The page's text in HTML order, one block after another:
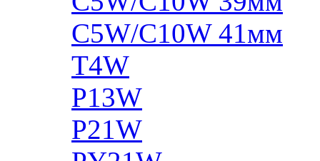
C5W/C10W 41мм
T4W
P13W
P21W